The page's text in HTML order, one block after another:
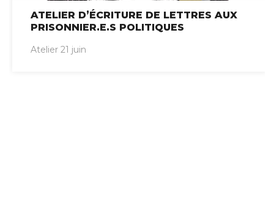
ATELIER D’ÉCRITURE DE LETTRES AUX
PRISONNIER.E.S POLITIQUES
Atelier 21 juin